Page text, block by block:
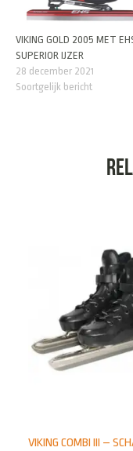
VIKING GOLD 2005 MET
SUPERIOR IJZER
28 december 2021
Soortgelijk bericht
VIKING COMBI III –